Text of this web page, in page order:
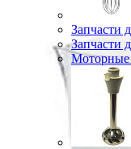
Запчасти
Запчасти
Моторные